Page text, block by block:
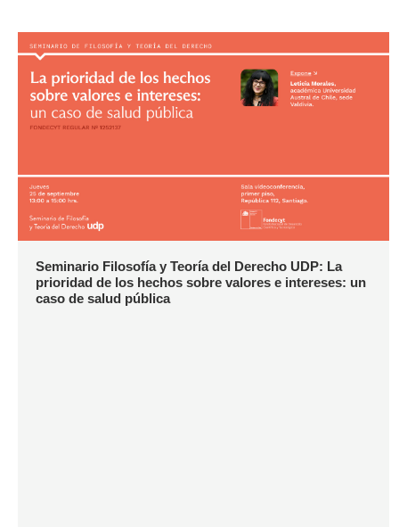
Seminario Filosofía y Teoría del Derecho UDP: La
prioridad de los hechos sobre valores e intereses: un
caso de salud pública